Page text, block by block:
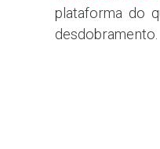
plataforma do
desdobramento.